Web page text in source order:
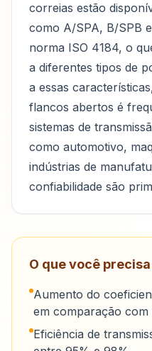
correias estão
como A/SPA, B/SPB
norma ISO 4184, o
a diferentes tipos de
a essas
flancos abertos é
sistemas de
como automotivo,
indústrias de
confiabilidade são
O que você
Aumento do
em comparação
Eficiência de